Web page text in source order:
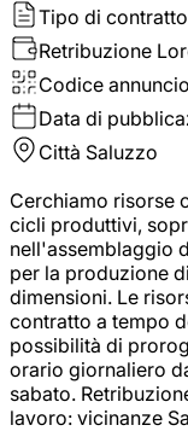
Tipo di contratto
Retribuzione
Codice annuncio
Data di
Città Saluzzo
Cerchiamo risorse
cicli produttivi,
nell'assemblaggio
per la produzione
dimensioni. Le
contratto a tempo
possibilità di
orario giornaliero
sabato.
lavoro: vicinanze